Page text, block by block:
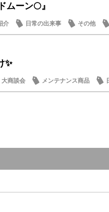
ムーン🌕』
介 日常の出来事 その他
✨
大商談会 メンテナンス商品